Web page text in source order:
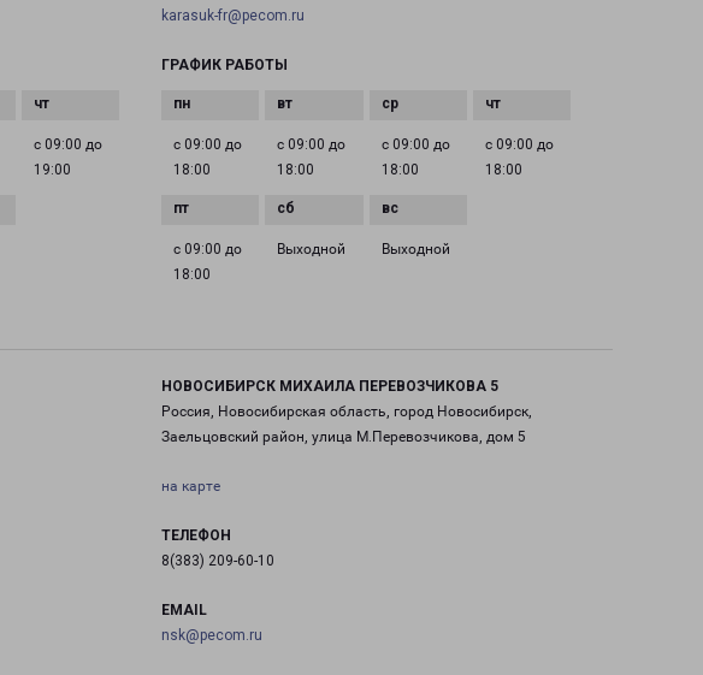
с 09:00 до
19:00
karasuk-fr@pecom.ru
ГРАФИК РАБОТЫ
с 09:00 до
18:00
с 09:00 до
18:00
с 09:00 до
18:00
с 09:00 до
18:00
с 09:00 до
18:00
Выходной Выходной
НОВОСИБИРСК МИХАИЛА ПЕРЕВОЗЧИКОВА 5
Россия, Новосибирская область, город Новосибирск,
Заельцовский район, улица М.Перевозчикова, дом 5
на карте
ТЕЛЕФОН
8(383) 209-60-10
EMAIL
nsk@pecom.ru